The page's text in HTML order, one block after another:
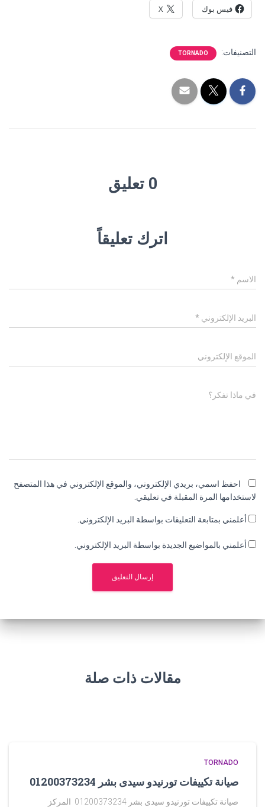
فيس بوك X
التصنيفات: TORNADO
0 تعليق
اترك تعليقاً
الاسم *
البريد الإلكتروني *
الموقع الإلكتروني
في ماذا تفكر؟
احفظ اسمي، بريدي الإلكتروني، والموقع الإلكتروني في هذا المتصفح
لاستخدامها المرة المقبلة في تعليقي.
أعلمني بمتابعة التعليقات بواسطة البريد الإلكتروني.
أعلمني بالمواضيع الجديدة بواسطة البريد الإلكتروني.
مقالات ذات صلة
TORNADO
صيانة تكييفات تورنيدو سيدى بشر 01200373234
صيانة تكييفات تورنيدو سيدى بشر 01200373234 المركز